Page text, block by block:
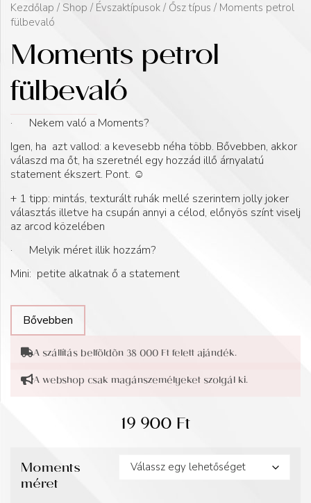
Kezdőlap / Shop / Évszaktípusok / Ősz típus / Moments petrol
fülbevaló
Moments petrol
fülbevaló
· Nekem való a Moments?
Igen, ha azt vallod: a kevesebb néha több. Bővebben, akkor
válaszd ma őt, ha szeretnél egy hozzád illő árnyalatú
statement ékszert. Pont. ☺️
+ 1 tipp: mintás, texturált ruhák mellé szerintem jolly joker
választás illetve ha csupán annyi a célod, előnyös színt viselj
az arcod közelében
· Melyik méret illik hozzám?
Mini: petite alkatnak ő a statement
Bővebben
A szállítás belföldön 38 000 Ft felett ajándék.
A webshop csak magánszemélyeket szolgál ki.
19 900Ft
Moments
méret